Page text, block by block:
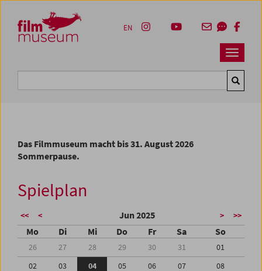
Zum Inhalt
Zum Hauptmenü
Zur Servicenavigation
Zum Suche
Navbar
EN
Das Filmmuseum macht bis 31. August 2026
Sommerpause.
Spielplan
<< < Jun 2025 > >>
Mo Di Mi Do Fr Sa So
26 27 28 29 30 31
01
02
03 04 05 06 07
08